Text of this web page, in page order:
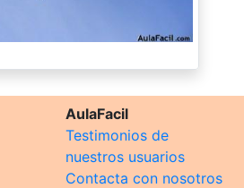
AulaFacil
Testimonios de
nuestros usuarios
Contacta con nosotros